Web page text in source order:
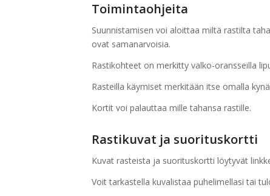
Toimintaohjeita
Suunnistamisen voi aloittaa miltä rastilta
ovat samanarvoisia.
Rastikohteet on merkitty valko-oransseilla
Rasteilla käymiset merkitään itse omalla
Kortit voi palauttaa mille tahansa rastille.
Rastikuvat ja suorituskortti
Kuvat rasteista ja suorituskortti löytyvät
Voit tarkastella kuvalistaa puhelimellasi tai